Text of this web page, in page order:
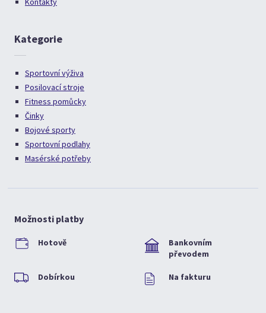
Kategorie
Sportovní výživa
Posilovací stroje
Fitness pomůcky
Činky
Bojové sporty
Sportovní podlahy
Masérské potřeby
Možnosti platby
Hotově
Bankovním
převodem
Dobírkou Na fakturu